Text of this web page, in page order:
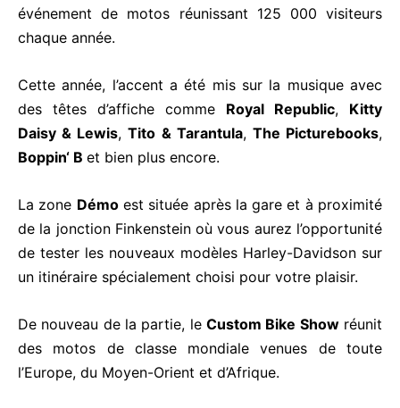
événement de motos réunissant 125 000 visiteurs
chaque année.
Cette année, l’accent a été mis sur la musique avec
des têtes d’affiche comme Royal Republic, Kitty
Daisy & Lewis,Tito & Tarantula, The Picturebooks,
Boppin‘ B et bien plus encore.
La zone Démoest située après la gare et à proximité
de la jonction Finkenstein où vous aurez l’opportunité
de tester les nouveaux modèles Harley-Davidson sur
un itinéraire spécialement choisi pour votre plaisir.
De nouveau de la partie, le Custom Bike Showréunit
des motos de classe mondiale venues de toute
l’Europe, du Moyen-Orient et d’Afrique.